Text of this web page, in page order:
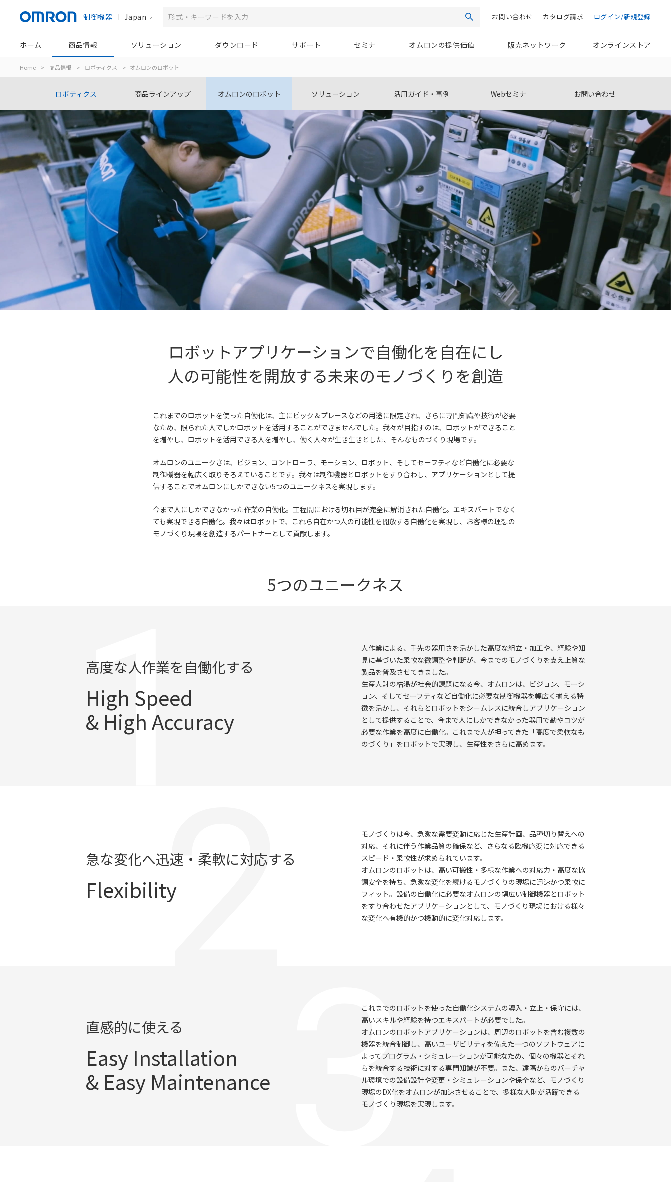
制御機器 Japan 検索 ログイン/新規登録
カタログ請求
お問い合わせ
ホーム 商品情報 ソリューション ダウンロード サポート セミナ オムロンの提供価値 販売ネットワーク オンラインストア
Home > 商品情報 > ロボティクス > オムロンのロボット
ロボティクス 商品ラインアップ オムロンのロボット ソリューション 活用ガイド・事例 Webセミナ お問い合わせ
ロボットアプリケーションで自働化を自在にし
人の可能性を開放する未来のモノづくりを創造
これまでのロボットを使った自働化は、主にピック＆プレースなどの用途に限定され、さらに専門知識や技術が必要
なため、限られた人でしかロボットを活用することができませんでした。我々が目指すのは、ロボットができること
を増やし、ロボットを活用できる人を増やし、働く人々が生き生きとした、そんなものづくり現場です。
オムロンのユニークさは、ビジョン、コントローラ、モーション、ロボット、そしてセーフティなど自働化に必要な
制御機器を幅広く取りそろえていることです。我々は制御機器とロボットをすり合わし、アプリケーションとして提
供することでオムロンにしかできない5つのユニークネスを実現します。
今まで人にしかできなかった作業の自働化。工程間における切れ目が完全に解消された自働化。エキスパートでなく
ても実現できる自働化。我々はロボットで、これら自在かつ人の可能性を開放する自働化を実現し、お客様の理想の
モノづくり現場を創造するパートナーとして貢献します。
5つのユニークネス
高度な人作業を自働化する
High Speed
& High Accuracy
人作業による、手先の器用さを活かした高度な組立・加工や、経験や知
見に基づいた柔軟な微調整や判断が、今までのモノづくりを支え上質な
製品を普及させてきました。
生産人財の枯渇が社会的課題になる今、オムロンは、ビジョン、モーシ
ョン、そしてセーフティなど自働化に必要な制御機器を幅広く揃える特
徴を活かし、それらとロボットをシームレスに統合しアプリケーション
として提供することで、今まで人にしかできなかった器用で勘やコツが
必要な作業を高度に自働化。これまで人が担ってきた「高度で柔軟なも
のづくり」をロボットで実現し、生産性をさらに高めます。
急な変化へ迅速・柔軟に対応する
Flexibility
モノづくりは今、急激な需要変動に応じた生産計画、品種切り替えへの
対応、それに伴う作業品質の確保など、さらなる臨機応変に対応できる
スピード・柔軟性が求められています。
オムロンのロボットは、高い可搬性・多様な作業への対応力・高度な協
調安全を持ち、急激な変化を続けるモノづくりの現場に迅速かつ柔軟に
フィット。設備の自働化に必要なオムロンの幅広い制御機器とロボット
をすり合わせたアプリケーションとして、モノづくり現場における様々
な変化へ有機的かつ機動的に変化対応します。
直感的に使える
Easy Installation
& Easy Maintenance
これまでのロボットを使った自働化システムの導入・立上・保守には、
高いスキルや経験を持つエキスパートが必要でした。
オムロンのロボットアプリケーションは、周辺のロボットを含む複数の
機器を統合制御し、高いユーザビリティを備えた一つのソフトウェアに
よってプログラム・シミュレーションが可能なため、個々の機器とそれ
らを統合する技術に対する専門知識が不要。また、遠隔からのバーチャ
ル環境での設備設計や変更・シミュレーションや保全など、モノづくり
現場のDX化をオムロンが加速させることで、多様な人財が活躍できる
モノづくり現場を実現します。